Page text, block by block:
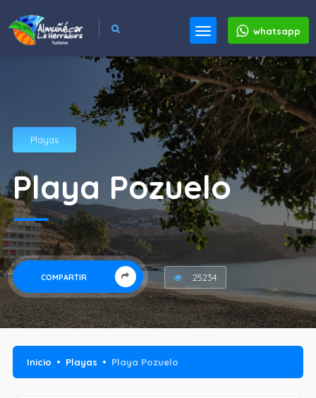
whatsapp
Playas
Playa Pozuelo
COMPARTIR 25234
Inicio Playas Playa Pozuelo